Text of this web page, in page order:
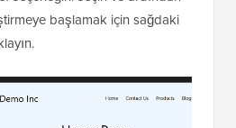
başlamak için sağdaki